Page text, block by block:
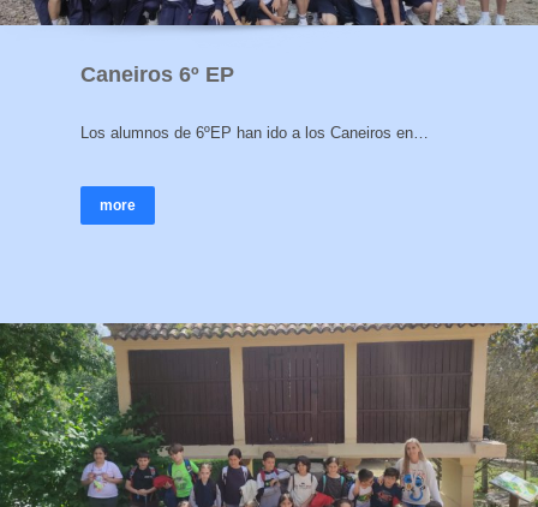
Caneiros 6º EP
Los alumnos de 6ºEP han ido a los Caneiros en…
more